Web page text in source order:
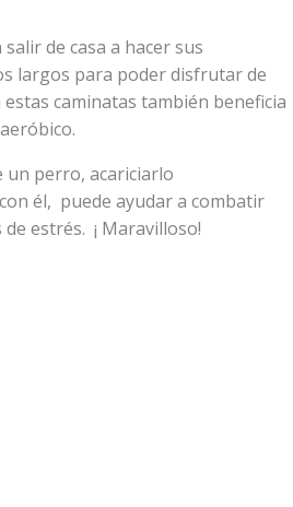
de casa a hacer sus
largos para poder disfrutar de
caminatas también beneficia
un perro, acariciarlo
él, puede ayudar a combatir
estrés. ¡ Maravilloso!